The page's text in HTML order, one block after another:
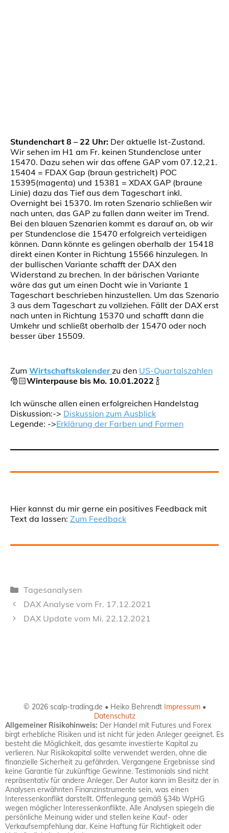
Stundenchart 8 – 22 Uhr: Der aktuelle Ist-Zustand.
Wir sehen im H1 am Fr. keinen Stundenclose unter
15470. Dazu sehen wir das offene GAP vom 07.12,21.
15404 = FDAX Gap (braun gestrichelt) POC
15395(magenta) und 15381 = XDAX GAP (braune
Linie) dazu das Tief aus dem Tageschart inkl.
Overnight bei 15370. Im roten Szenario schließen wir
nach unten, das GAP zu fallen dann weiter im Trend.
Bei den blauen Szenarien kommt es darauf an, ob wir
per Stundenclose die 15470 erfolgreich verteidigen
können. Dann könnte es gelingen oberhalb der 15418
direkt einen Konter in Richtung 15566 hinzulegen. In
der bullischen Variante schafft der DAX den
Widerstand zu brechen. In der bärischen Variante
wäre das gut um einen Docht wie in Variante 1
Tageschart beschrieben hinzustellen. Um das Szenario
3 aus dem Tageschart zu vollziehen. Fällt der DAX erst
nach unten in Richtung 15370 und schafft dann die
Umkehr und schließt oberhalb der 15470 oder noch
besser über 15509.
Zum Wirtschaftskalenderzu den US-Quartalszahlen
🎅🏻Winterpause bis Mo. 10.01.2022 🍾
Ich wünsche allen einen erfolgreichen Handelstag
Diskussion:-> Diskussion zum Ausblick
Legende: ->Erklärung der Farben und Formen
Hier kannst du mir gerne ein positives Feedback mit
Text da lassen: Zum Feedback
Kategorien
Tagesanalysen
DAX Analyse vom Fr. 17.12.2021
DAX Update vom Mi. 22.12.2021
© 2026 scalp-trading.de • Heiko Behrendt Impressum•
Datenschutz
Allgemeiner Risikohinweis: Der Handel mit Futures und Forex
birgt erhebliche Risiken und ist nicht für jeden Anleger geeignet. Es
besteht die Möglichkeit, das gesamte investierte Kapital zu
verlieren. Nur Risikokapital sollte verwendet werden, ohne die
finanzielle Sicherheit zu gefährden. Vergangene Ergebnisse sind
keine Garantie für zukünftige Gewinne. Testimonials sind nicht
repräsentativ für andere Anleger. Der Autor kann im Besitz der in
Analysen erwähnten Finanzinstrumente sein, was einen
Interessenkonflikt darstellt. Offenlegung gemäß §34b WpHG
wegen möglicher Interessenkonflikte. Alle Analysen spiegeln die
persönliche Meinung wider und stellen keine Kauf- oder
Verkaufsempfehlung dar. Keine Haftung für Richtigkeit oder